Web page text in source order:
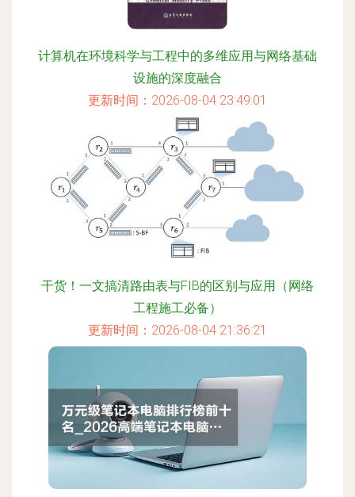
计算机在环境科学与工程中的多维应用与网络基础
设施的深度融合
更新时间：2026-08-04 23:49:01
干货！一文搞清路由表与FIB的区别与应用（网络
工程施工必备）
更新时间：2026-08-04 21:36:21